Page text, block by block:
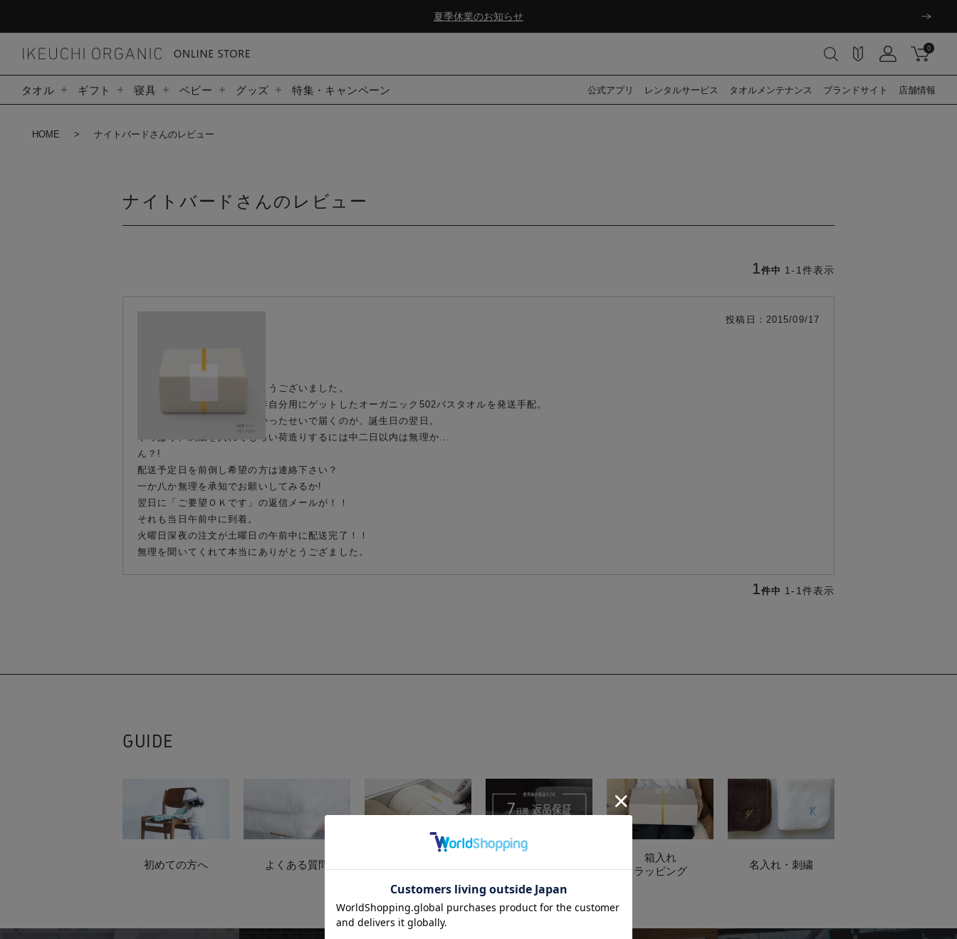
夏季休業のお知らせ
0
タオル ギフト 寝具 ベビー グッズ 特集・キャンペーン 公式アプリ レンタルサービス タオル メンテナンス ブランド サイト 店舗情報
HOME ナイトバードさんのレビュー
ナイトバードさんのレビュー
1件中 1- 1 件表示
投稿日 2015/09/17
間に合わせてくれてありがとうございました。
母の誕生日プレゼントに昨年自分用にゲットしたオーガニック502バスタオルを発送手配。
でも悲しいことに手配が遅かったせいで届くのが、誕生日の翌日。
やっぱり、刺繍を入れてもらい荷造りするには中二日以内は無理か...
ん？!
配送予定日を前倒し希望の方は連絡下さい？
一か八か無理を承知でお願いしてみるか!
翌日に「ご要望ＯＫです」の返信メールが！！
それも当日午前中に到着。
火曜日深夜の注文が土曜日の午前中に配送完了！！
1件中 1- 1 件表示
GUIDE
初めての方へ よくある質問
お支払い方法
箱入れ
ラッピング
名入れ・刺繍